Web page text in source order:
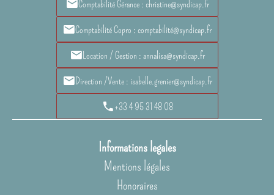
Comptabilité Gérance : christine@syndicap.fr
Comptabilité Copro : comptabilité@syndicap.fr
Location / Gestion : annalisa@syndicap.fr
Direction /Vente : isabelle.grenier@syndicap.fr
+33 4 95 31 48 08
Informations legales
Mentions légales
Honoraires